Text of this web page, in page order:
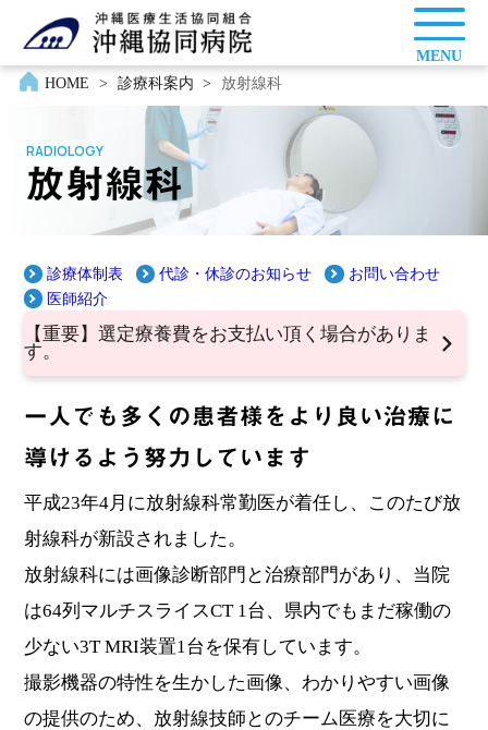
MENU
HOME
> 診療科案内 > 放射線科
RADIOLOGY
放射線科
診療体制表 代診・休診のお知らせ
お問い合わせ
医師紹介
【重要】選定療養費をお支払い頂く場合がありま
す。
一人でも多くの患者様をより良い治療に
導けるよう努力しています
平成23年4月に放射線科常勤医が着任し、このたび放
射線科が新設されました。
放射線科には画像診断部門と治療部門があり、当院
は64列マルチスライスCT 1台、県内でもまだ稼働の
少ない3T MRI装置1台を保有しています。
撮影機器の特性を生かした画像、わかりやすい画像
の提供のため、放射線技師とのチーム医療を大切に